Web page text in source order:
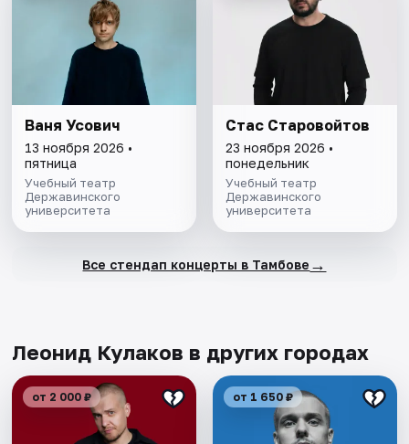
Ваня Усович
13 ноября 2026 •
пятница
Учебный театр
Державинского
университета
Стас Старовойтов
23 ноября 2026 •
понедельник
Учебный театр
Державинского
университета
Все стендап концерты в Тамбове →
Леонид Кулаков в других городах
от 2 000 ₽ от 1 650 ₽